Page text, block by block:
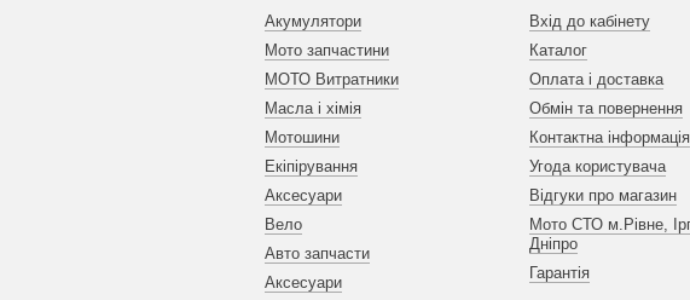
Акумулятори
Мото запчастини
МОТО Витратники
Масла і хімія
Мотошини
Екіпірування
Аксесуари
Вело
Авто запчасти
Аксесуари
Вхід до кабінету
Каталог
Оплата і доставка
Обмін та повернення
Контактна інформація
Угода користувача
Відгуки про магазин
Мото СТО м.Рівне,
Дніпро
Гарантія